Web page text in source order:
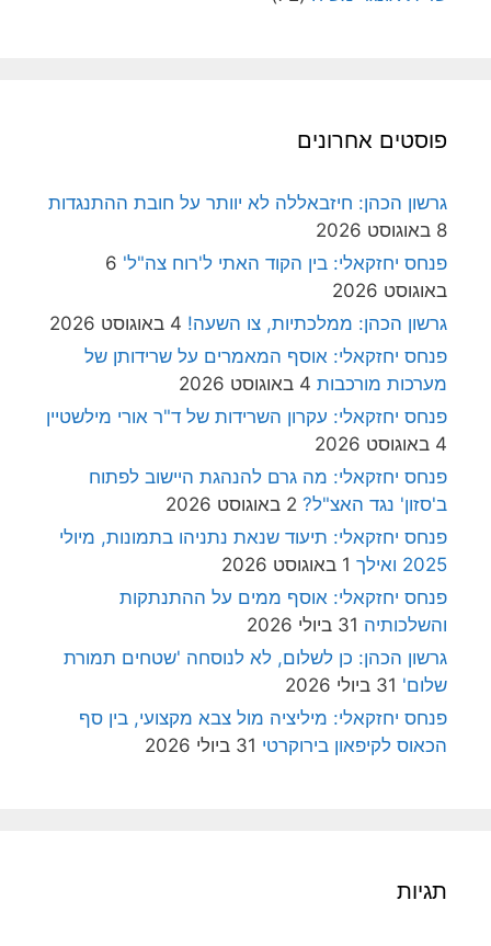
פוסטים אחרונים
גרשון הכהן: חיזבאללה לא יוותר על חובת ההתנגדות
8 באוגוסט 2026
פנחס יחזקאלי: בין הקוד האתי ל'רוח צה"ל' 6
באוגוסט 2026
גרשון הכהן: ממלכתיות, צו השעה! 4 באוגוסט 2026
פנחס יחזקאלי: אוסף המאמרים על שרידותן של
מערכות מורכבות 4 באוגוסט 2026
פנחס יחזקאלי: עקרון השרידות של ד"ר אורי מילשטיין
4 באוגוסט 2026
פנחס יחזקאלי: מה גרם להנהגת היישוב לפתוח
ב'סזון' נגד האצ"ל? 2 באוגוסט 2026
פנחס יחזקאלי: תיעוד שנאת נתניהו בתמונות, מיולי
2025 ואילך
1 באוגוסט 2026
פנחס יחזקאלי: אוסף ממים על ההתנתקות
והשלכותיה 31 ביולי 2026
גרשון הכהן: כן לשלום, לא לנוסחה 'שטחים תמורת
שלום' 31 ביולי 2026
פנחס יחזקאלי: מיליציה מול צבא מקצועי, בין סף
הכאוס לקיפאון בירוקרטי 31 ביולי 2026
תגיות